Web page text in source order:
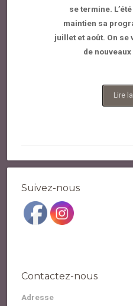
se termine.
maintien sa
juillet et août. On se
de
Lire
Suivez-nous
Contactez-nous
Adresse